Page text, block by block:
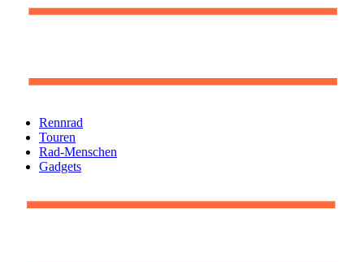
Rennrad
Touren
Rad-Menschen
Gadgets